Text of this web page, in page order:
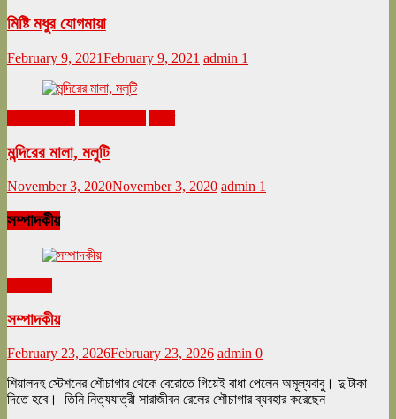
মিষ্টি মধুর যোগমায়া
February 9, 2021February 9, 2021 admin 1
মন্দিরের মালা, মলুটি
November 3, 2020November 3, 2020 admin 1
সম্পাদকীয়
সম্পাদকীয়
February 23, 2026February 23, 2026 admin 0
শিয়ালদহ স্টেশনের শৌচাগার থেকে বেরোতে গিয়েই বাধা পেলেন অমূল্যবাবু। দু টাকা
দিতে হবে। তিনি নিত্যযাত্রী সারাজীবন রেলের শৌচাগার ব্যবহার করেছেন